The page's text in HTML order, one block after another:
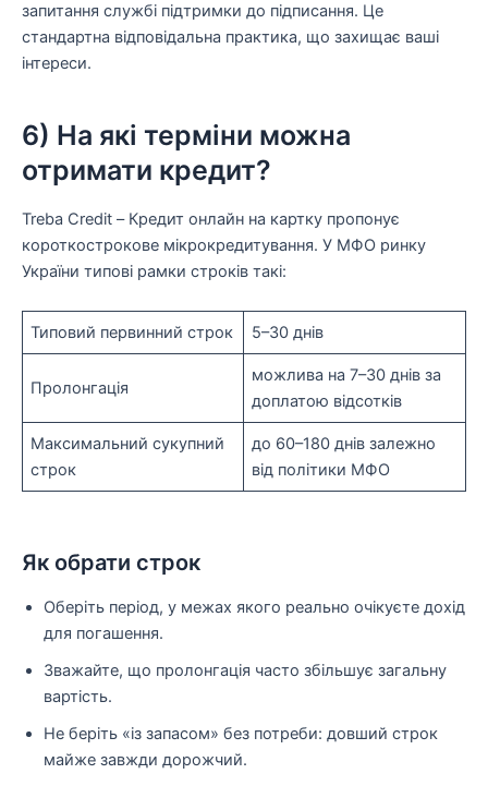
запитання службі підтримки до підписання. Це
стандартна відповідальна практика, що захищає ваші
інтереси.
6) На які терміни можна
отримати кредит?
Treba Credit – Кредит онлайн на картку пропонує
короткострокове мікрокредитування. У МФО ринку
України типові рамки строків такі:
Типовий первинний строк 5–30 днів
Пролонгація
можлива на 7–30 днів за
доплатою відсотків
Максимальний сукупний
строк
до 60–180 днів залежно
від політики МФО
Як обрати строк
Оберіть період, у межах якого реально очікуєте дохід
для погашення.
Зважайте, що пролонгація часто збільшує загальну
вартість.
Не беріть «із запасом» без потреби: довший строк
майже завжди дорожчий.